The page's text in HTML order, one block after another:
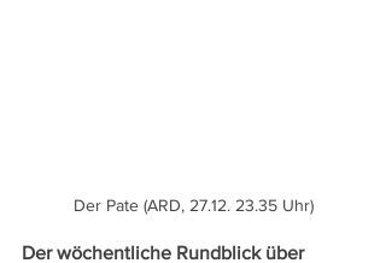
Der Pate (ARD, 27.12. 23.35 Uhr)
Der wöchentliche Rundblick über